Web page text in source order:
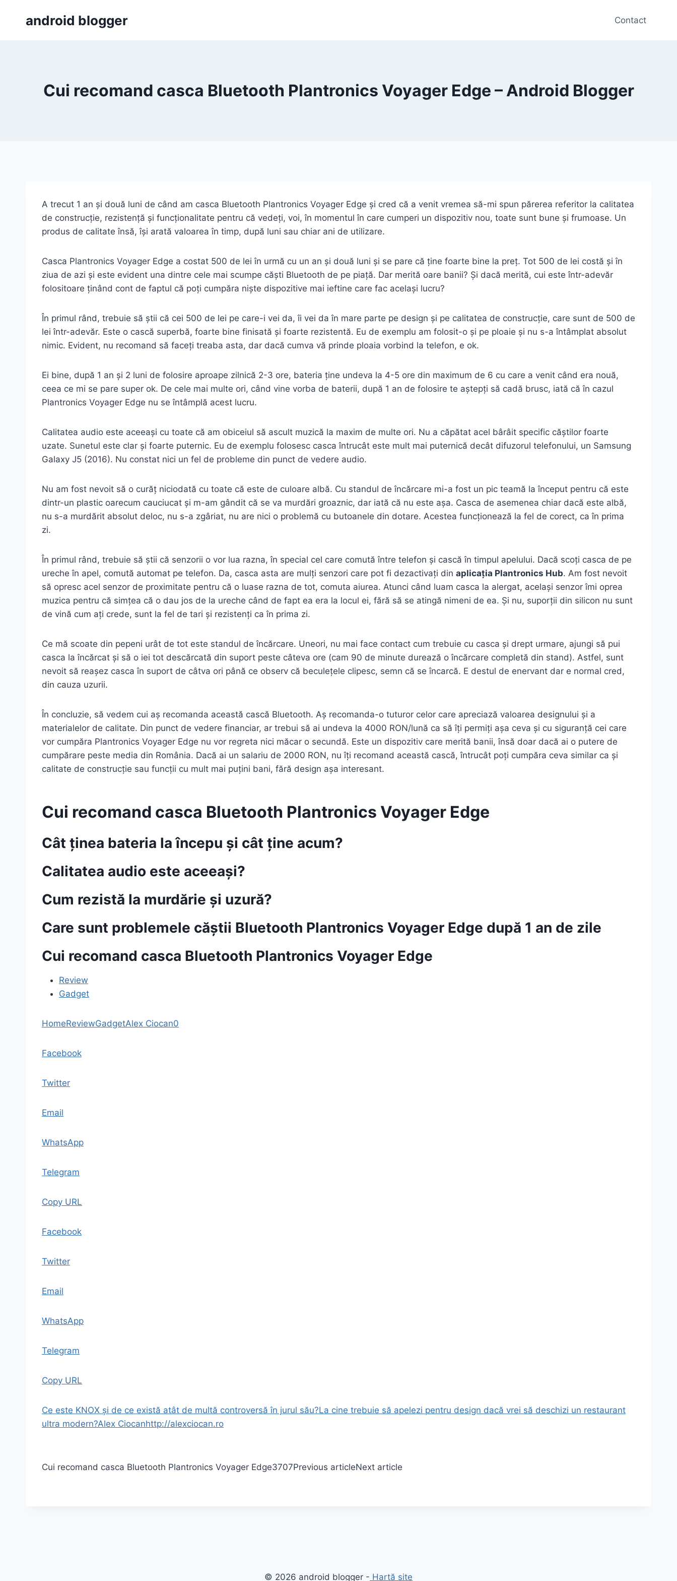
android blogger Contact
Cui recomand casca Bluetooth Plantronics Voyager Edge – Android Blogger
A trecut 1 an și două luni de când am casca Bluetooth Plantronics Voyager Edge și cred că a venit vremea să-mi spun părerea referitor la calitatea
de construcție, rezistență și funcționalitate pentru că vedeți, voi, în momentul în care cumperi un dispozitiv nou, toate sunt bune și frumoase. Un
produs de calitate însă, își arată valoarea în timp, după luni sau chiar ani de utilizare.
Casca Plantronics Voyager Edge a costat 500 de lei în urmă cu un an și două luni și se pare că ține foarte bine la preț. Tot 500 de lei costă și în
ziua de azi și este evident una dintre cele mai scumpe căști Bluetooth de pe piață. Dar merită oare banii? Și dacă merită, cui este într-adevăr
folositoare ținând cont de faptul că poți cumpăra niște dispozitive mai ieftine care fac același lucru?
În primul rând, trebuie să știi că cei 500 de lei pe care-i vei da, îi vei da în mare parte pe design și pe calitatea de construcție, care sunt de 500 de
lei într-adevăr. Este o cască superbă, foarte bine finisată și foarte rezistentă. Eu de exemplu am folosit-o și pe ploaie și nu s-a întâmplat absolut
nimic. Evident, nu recomand să faceți treaba asta, dar dacă cumva vă prinde ploaia vorbind la telefon, e ok.
Ei bine, după 1 an și 2 luni de folosire aproape zilnică 2-3 ore, bateria ține undeva la 4-5 ore din maximum de 6 cu care a venit când era nouă,
ceea ce mi se pare super ok. De cele mai multe ori, când vine vorba de baterii, după 1 an de folosire te aștepți să cadă brusc, iată că în cazul
Plantronics Voyager Edge nu se întâmplă acest lucru.
Calitatea audio este aceeași cu toate că am obiceiul să ascult muzică la maxim de multe ori. Nu a căpătat acel bârâit specific căștilor foarte
uzate. Sunetul este clar și foarte puternic. Eu de exemplu folosesc casca întrucât este mult mai puternică decât difuzorul telefonului, un Samsung
Galaxy J5 (2016). Nu constat nici un fel de probleme din punct de vedere audio.
Nu am fost nevoit să o curăț niciodată cu toate că este de culoare albă. Cu standul de încărcare mi-a fost un pic teamă la început pentru că este
dintr-un plastic oarecum cauciucat și m-am gândit că se va murdări groaznic, dar iată că nu este așa. Casca de asemenea chiar dacă este albă,
nu s-a murdărit absolut deloc, nu s-a zgâriat, nu are nici o problemă cu butoanele din dotare. Acestea funcționează la fel de corect, ca în prima
zi.
În primul rând, trebuie să știi că senzorii o vor lua razna, în special cel care comută între telefon și cască în timpul apelului. Dacă scoți casca de pe
ureche în apel, comută automat pe telefon. Da, casca asta are mulți senzori care pot fi dezactivați din aplicația Plantronics Hub. Am fost nevoit
să opresc acel senzor de proximitate pentru că o luase razna de tot, comuta aiurea. Atunci când luam casca la alergat, același senzor îmi oprea
muzica pentru că simțea că o dau jos de la ureche când de fapt ea era la locul ei, fără să se atingă nimeni de ea. Și nu, suporții din silicon nu sunt
de vină cum ați crede, sunt la fel de tari și rezistenți ca în prima zi.
Ce mă scoate din pepeni urât de tot este standul de încărcare. Uneori, nu mai face contact cum trebuie cu casca și drept urmare, ajungi să pui
casca la încărcat și să o iei tot descărcată din suport peste câteva ore (cam 90 de minute durează o încărcare completă din stand). Astfel, sunt
nevoit să reașez casca în suport de câtva ori până ce observ că beculețele clipesc, semn că se încarcă. E destul de enervant dar e normal cred,
din cauza uzurii.
În concluzie, să vedem cui aș recomanda această cască Bluetooth. Aș recomanda-o tuturor celor care apreciază valoarea designului și a
materialelor de calitate. Din punct de vedere financiar, ar trebui să ai undeva la 4000 RON/lună ca să îți permiți așa ceva și cu siguranță cei care
vor cumpăra Plantronics Voyager Edge nu vor regreta nici măcar o secundă. Este un dispozitiv care merită banii, însă doar dacă ai o putere de
cumpărare peste media din România. Dacă ai un salariu de 2000 RON, nu îți recomand această cască, întrucât poți cumpăra ceva similar ca și
calitate de construcție sau funcții cu mult mai puțini bani, fără design așa interesant.
Cui recomand casca Bluetooth Plantronics Voyager Edge
Cât ținea bateria la începu și cât ține acum?
Calitatea audio este aceeași?
Cum rezistă la murdărie și uzură?
Care sunt problemele căștii Bluetooth Plantronics Voyager Edge după 1 an de zile
Cui recomand casca Bluetooth Plantronics Voyager Edge
Review
Gadget
HomeReviewGadgetAlex Ciocan0
Facebook
Twitter
Email
WhatsApp
Telegram
Copy URL
Facebook
Twitter
Email
WhatsApp
Telegram
Copy URL
Ce este KNOX și de ce există atât de multă controversă în jurul său?La cine trebuie să apelezi pentru design dacă vrei să deschizi un restaurant
ultra modern?Alex Ciocanhttp://alexciocan.ro
Cui recomand casca Bluetooth Plantronics Voyager Edge3707Previous articleNext article
© 2026 android blogger - Hartă site